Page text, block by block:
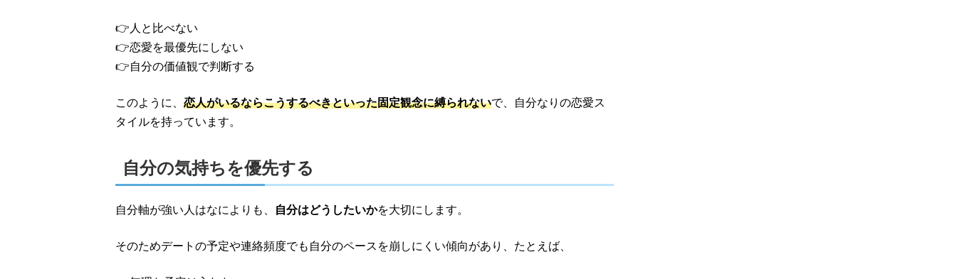
👉人と比べない
👉恋愛を最優先にしない
👉自分の価値観で判断する
このように、 恋人がいるならこうするべきといった固定観念に縛られないで、自分なりの恋愛ス
タイルを持っています。
自分の気持ちを優先する
自分軸が強い人はなによりも、 自分はどうしたいかを大切にします。
そのためデートの予定や連絡頻度でも自分のペースを崩しにくい傾向があり、たとえば、